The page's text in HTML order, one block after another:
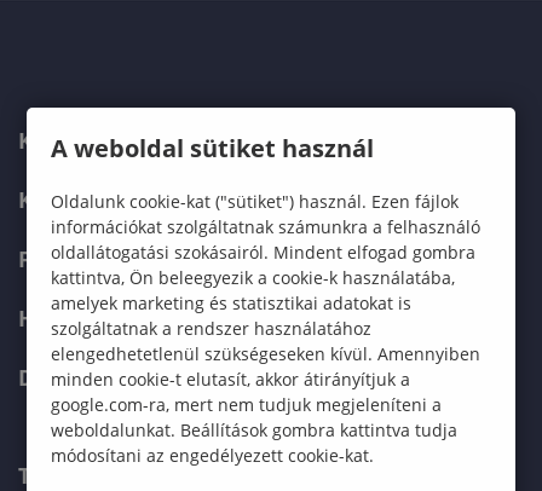
KARUNK
KÉPZÉSEK
FELVÉTELIZŐKNEK
HALLGATÓKNAK
DOKTORI ISKOLA
TELEFONKÖNYV
A weboldal sütiket használ
Oldalunk cookie-kat ("sütiket") használ. Ezen fájlok
információkat szolgáltatnak számunkra a felhasználó
oldallátogatási szokásairól. Mindent elfogad gombra
kattintva, Ön beleegyezik a cookie-k használatába,
amelyek marketing és statisztikai adatokat is
szolgáltatnak a rendszer használatához
elengedhetetlenül szükségeseken kívül. Amennyiben
minden cookie-t elutasít, akkor átirányítjuk a
google.com-ra, mert nem tudjuk megjeleníteni a
weboldalunkat. Beállítások gombra kattintva tudja
módosítani az engedélyezett cookie-kat.